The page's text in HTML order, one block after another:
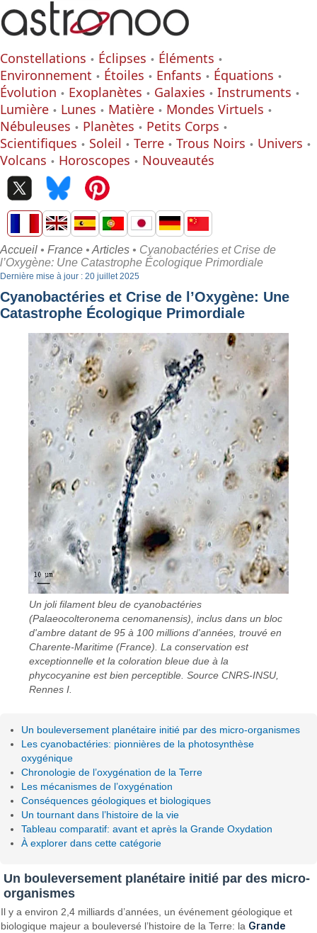
Constellations Éclipses
Éléments
Environnement
Étoiles Enfants
Équations
Évolution
Exoplanètes Galaxies
Instruments
Lumière
Lunes Matière
Mondes Virtuels
Nébuleuses
Planètes
Petits Corps
Scientifiques
Soleil Terre Trous Noirs
Univers
Volcans
Horoscopes Nouveautés
Accueil • France • Articles • Cyanobactéries et Crise de
l’Oxygène: Une Catastrophe Écologique Primordiale
Dernière mise à jour : 20 juillet 2025
Cyanobactéries et Crise de l’Oxygène: Une
Catastrophe Écologique Primordiale
Un joli filament bleu de cyanobactéries
(Palaeocolteronema cenomanensis), inclus dans un bloc
d'ambre datant de 95 à 100 millions d'années, trouvé en
Charente-Maritime (France). La conservation est
exceptionnelle et la coloration bleue due à la
phycocyanine est bien perceptible. Source CNRS-INSU,
Rennes I.
Un bouleversement planétaire initié par des micro-organismes
Les cyanobactéries: pionnières de la photosynthèse
oxygénique
Chronologie de l’oxygénation de la Terre
Les mécanismes de l’oxygénation
Conséquences géologiques et biologiques
Un tournant dans l’histoire de la vie
Tableau comparatif: avant et après la Grande Oxydation
À explorer dans cette catégorie
Un bouleversement planétaire initié par des micro-
organismes
Il y a environ 2,4 milliards d’années, un événement géologique et
biologique majeur a bouleversé l’histoire de la Terre: la Grande